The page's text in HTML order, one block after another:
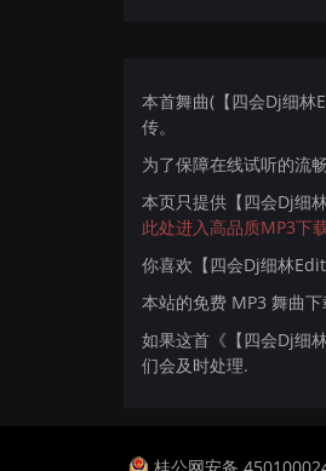
本首舞曲(【四会Dj细林
传。
为了保障在线试听的流
本页只提供【四会Dj细
此处进入高品质MP3下
你喜欢【四会Dj细林
本站的免费 MP3 舞曲
如果这首《【四会Dj细
们会及时处理.
桂公网安备